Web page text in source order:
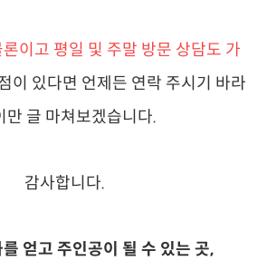
이고 평일 및 주말 방문 상담도 가
이 있다면 언제든 연락 주시기 바라
만 글 마쳐보겠습니다.
감사합니다.
얻고 주인공이 될 수 있는 곳,